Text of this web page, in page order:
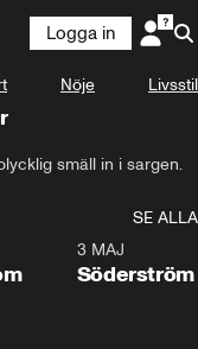
Logga in
Nöje Livsstil
smäll in i sargen.
SE ALLA
3 MAJ